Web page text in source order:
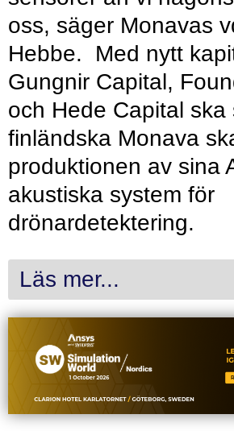
oss, säger Monavas
Hebbe. Med nytt
Gungnir Capital,
och Hede Capital ska
finländska Monava
produktionen av sina
akustiska system för
drönardetektering.
Läs mer...